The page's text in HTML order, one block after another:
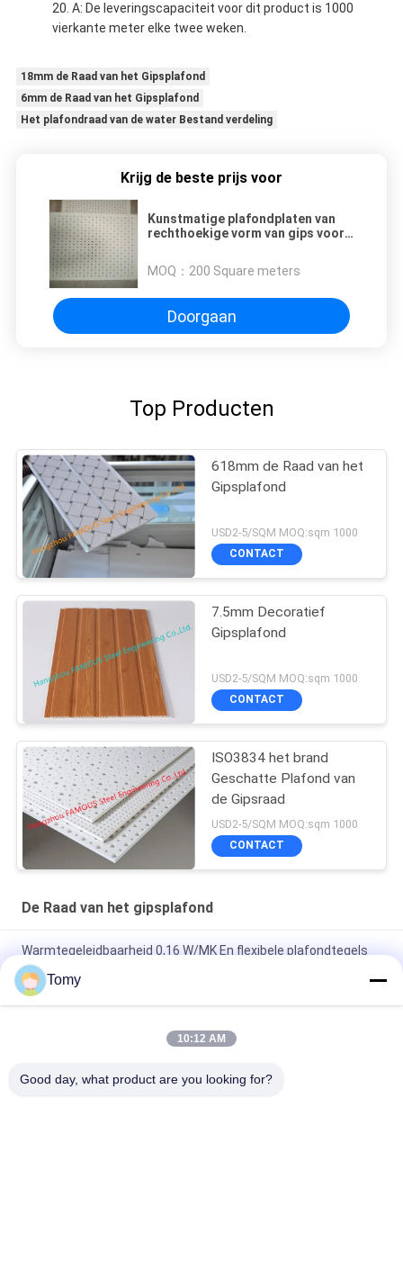
A: De leveringscapaciteit voor dit product is 1000
vierkante meter elke twee weken.
18mm de Raad van het Gipsplafond
6mm de Raad van het Gipsplafond
Het plafondraad van de water Bestand verdeling
Krijg de beste prijs voor
Kunstmatige plafondplaten van
rechthoekige vorm van gips voor
MOQ： 200 Square meters
Doorgaan
Top Producten
618mm de Raad van het
Gipsplafond
USD2-5/SQM MOQ:sqm 1000
CONTACT
7.5mm Decoratief
Gipsplafond
USD2-5/SQM MOQ:sqm 1000
CONTACT
ISO3834 het brand
Geschatte Plafond van
de Gipsraad
USD2-5/SQM MOQ:sqm 1000
CONTACT
De Raad van het gipsplafond
Warmtegeleidbaarheid 0,16 W/MK En flexibele plafondtegels
voor binneninrichting
Schroefbevestiging Gips plafondplaten Brandwerendheid
Klasse A 9,5 kg/m2 Artistieke plafonds
achterzijde en oppervlak
Tomy
10:12 AM
Good day, what product are you looking for?